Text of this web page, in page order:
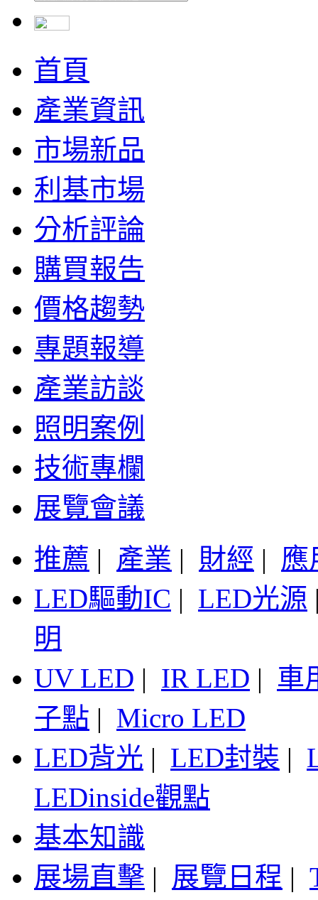
首頁
產業資訊
市場新品
利基市場
分析評論
購買報告
價格趨勢
專題報導
產業訪談
照明案例
技術專欄
展覽會議
推薦 | 產業 | 財經 | 應
LED驅動IC | LED光源
明
UV LED | IR LED | 車
子點 | Micro LED
LED背光 | LED封裝 |
LEDinside觀點
基本知識
展場直擊 | 展覽日程 |